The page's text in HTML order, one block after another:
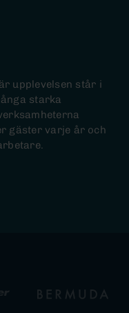
upplevelsen står i
starka
gäster varje år och